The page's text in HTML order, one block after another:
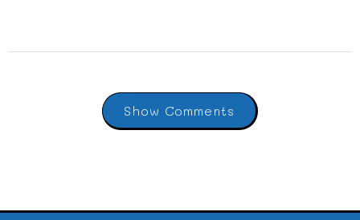
Show Comments